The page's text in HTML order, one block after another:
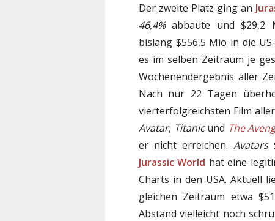
Der zweite Platz ging an
46,4%abbaute und $29,2
bislang $556,5 Mio in die
es im selben Zeitraum je
Wochenendergebnis aller
Nach nur 22 Tagen
vierterfolgreichsten Film
Avatar, Titanicund The
er nicht erreichen.Avatars
Jurassic World hat eine
Charts in den USA. Aktuell
gleichen Zeitraum etwa
Abstand vielleicht noch